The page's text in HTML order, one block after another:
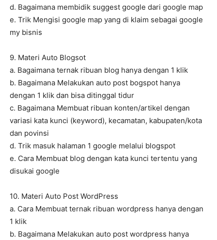
d. Bagaimana membidik suggest google dari google map
e. Trik Mengisi google map yang di klaim sebagai google
my bisnis
9. Materi Auto Blogsot
a. Bagaimana ternak ribuan blog hanya dengan 1 klik
b. Bagaimana Melakukan auto post bogspot hanya
dengan 1 klik dan bisa ditinggal tidur
c. Bagaimana Membuat ribuan konten/artikel dengan
variasi kata kunci (keyword), kecamatan, kabupaten/kota
dan povinsi
d. Trik masuk halaman 1 google melalui blogspot
e. Cara Membuat blog dengan kata kunci tertentu yang
disukai google
10. Materi Auto Post WordPress
a. Cara Membuat ternak ribuan wordpress hanya dengan
1 klik
b. Bagaimana Melakukan auto post wordpress hanya